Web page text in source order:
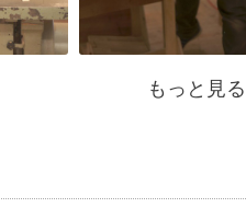
もっと見る